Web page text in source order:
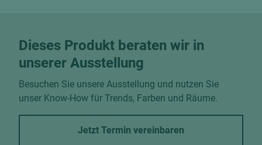
Dieses Produkt beraten wir in
unserer Ausstellung
Besuchen Sie unsere Ausstellung und nutzen Sie
unser Know-How für Trends, Farben und Räume.
Jetzt Termin vereinbaren